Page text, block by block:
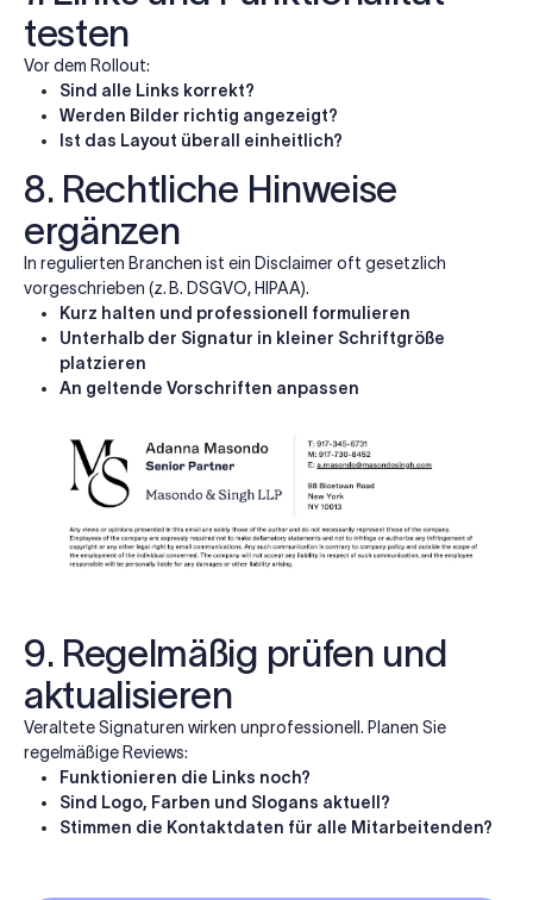
testen
Vor dem Rollout:
Sind alle Links korrekt?
Werden Bilder richtig angezeigt?
Ist das Layout überall einheitlich?
8. Rechtliche Hinweise
ergänzen
In regulierten Branchen ist ein Disclaimer oft gesetzlich
vorgeschrieben (z. B. DSGVO, HIPAA).
Kurz halten und professionell formulieren
Unterhalb der Signatur in kleiner Schriftgröße
platzieren
An geltende Vorschriften anpassen
9. Regelmäßig prüfen und
aktualisieren
Veraltete Signaturen wirken unprofessionell. Planen Sie
regelmäßige Reviews:
Funktionieren die Links noch?
Sind Logo, Farben und Slogans aktuell?
Stimmen die Kontaktdaten für alle Mitarbeitenden?